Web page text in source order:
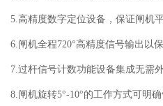
5.高精度数字定位设备，保证闸机
6.闸机全程720°高精度信号输出以
7.过杆信号计数功能设备集成无需
8.闸机旋转5°-10°的工作方式可明